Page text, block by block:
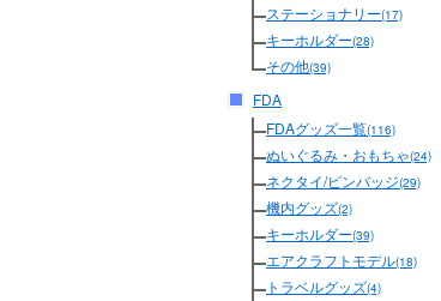
ステーショナリー(17)
キーホルダー(28)
その他(39)
FDA
FDAグッズ一覧(116)
ぬいぐるみ・おもちゃ(24)
ネクタイ/ピンバッジ(29)
機内グッズ(2)
キーホルダー(39)
エアクラフトモデル(18)
トラベルグッズ(4)